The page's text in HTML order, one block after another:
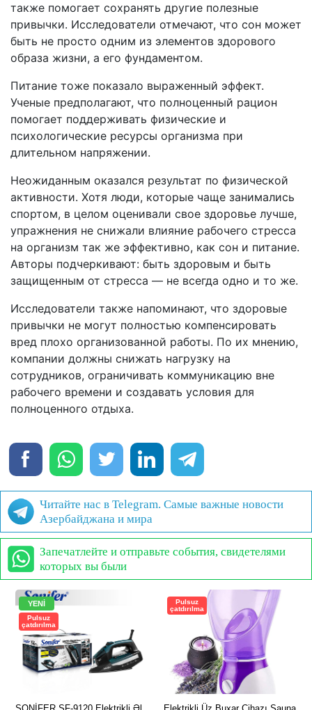
также помогает сохранять другие полезные
привычки. Исследователи отмечают, что сон может
быть не просто одним из элементов здорового
образа жизни, а его фундаментом.
Питание тоже показало выраженный эффект.
Ученые предполагают, что полноценный рацион
помогает поддерживать физические и
психологические ресурсы организма при
длительном напряжении.
Неожиданным оказался результат по физической
активности. Хотя люди, которые чаще занимались
спортом, в целом оценивали свое здоровье лучше,
упражнения не снижали влияние рабочего стресса
на организм так же эффективно, как сон и питание.
Авторы подчеркивают: быть здоровым и быть
защищенным от стресса — не всегда одно и то же.
Исследователи также напоминают, что здоровые
привычки не могут полностью компенсировать
вред плохо организованной работы. По их мнению,
компании должны снижать нагрузку на
сотрудников, ограничивать коммуникацию вне
рабочего времени и создавать условия для
полноценного отдыха.
Читайте нас в Telegram. Самые важные новости
Азербайджана и мира
Запечатлейте и отправьте события, свидетелями
которых вы были